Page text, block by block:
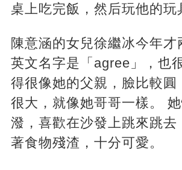
桌上吃完飯，然后玩他的玩
陳意涵的女兒徐繼冰今年才
英文名字是「agree」，也
得很像她的父親，臉比較圓
很大，就像她哥哥一樣。
潑，喜歡在沙發上跳來跳去
著食物殘渣，十分可愛。